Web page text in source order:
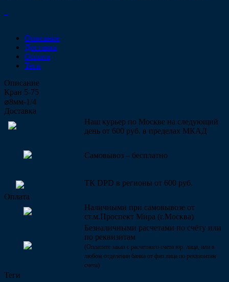
Описание
Доставка
Оплата
Теги
Описание
Кран 5-75
⌀8мм-1/4
Доставка
Наш курьер по Москве на следующий
день от 600 руб. в пределах МКАД
Самовывоз – бесплатно
ТК DPD в регионы от 600 руб.
Оплата
Наличными при самовывозе от
ст.м.Проспект Мира (г.Москва)
Безналичными расчетами по счёту или
по реквизитам
(Оплатите заказ с расчетного счета юр. лица, или в
любом отделении банка от физ.лица по реквизитам
счета)
Теги